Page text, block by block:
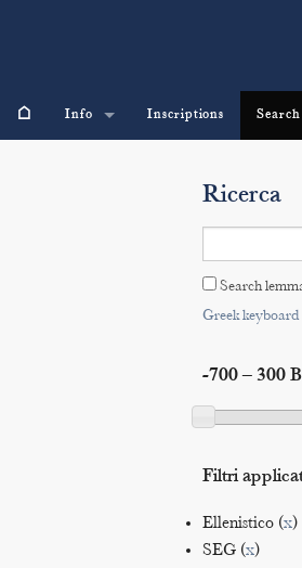
⌂ Info Inscriptions Search
Ricerca
Search
Greek keyboard
-700 – 300
Filtri
Ellenistico (x)
SEG (x)